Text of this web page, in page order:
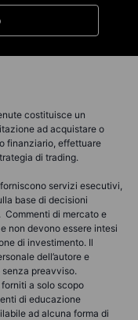
costituisce un
ad acquistare o
finanziario, effettuare
di trading.
servizi esecutivi,
base di decisioni
Commenti di mercato e
non devono essere intesi
di investimento. Il
dell’autore e
preavviso.
a solo scopo
di educazione
ad alcuna forma di